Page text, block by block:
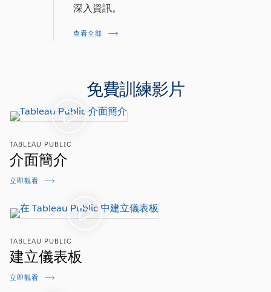
深入資訊。
查看全部
免費訓練影片
TABLEAU PUBLIC
介面簡介
立即觀看
TABLEAU PUBLIC
建立儀表板
立即觀看